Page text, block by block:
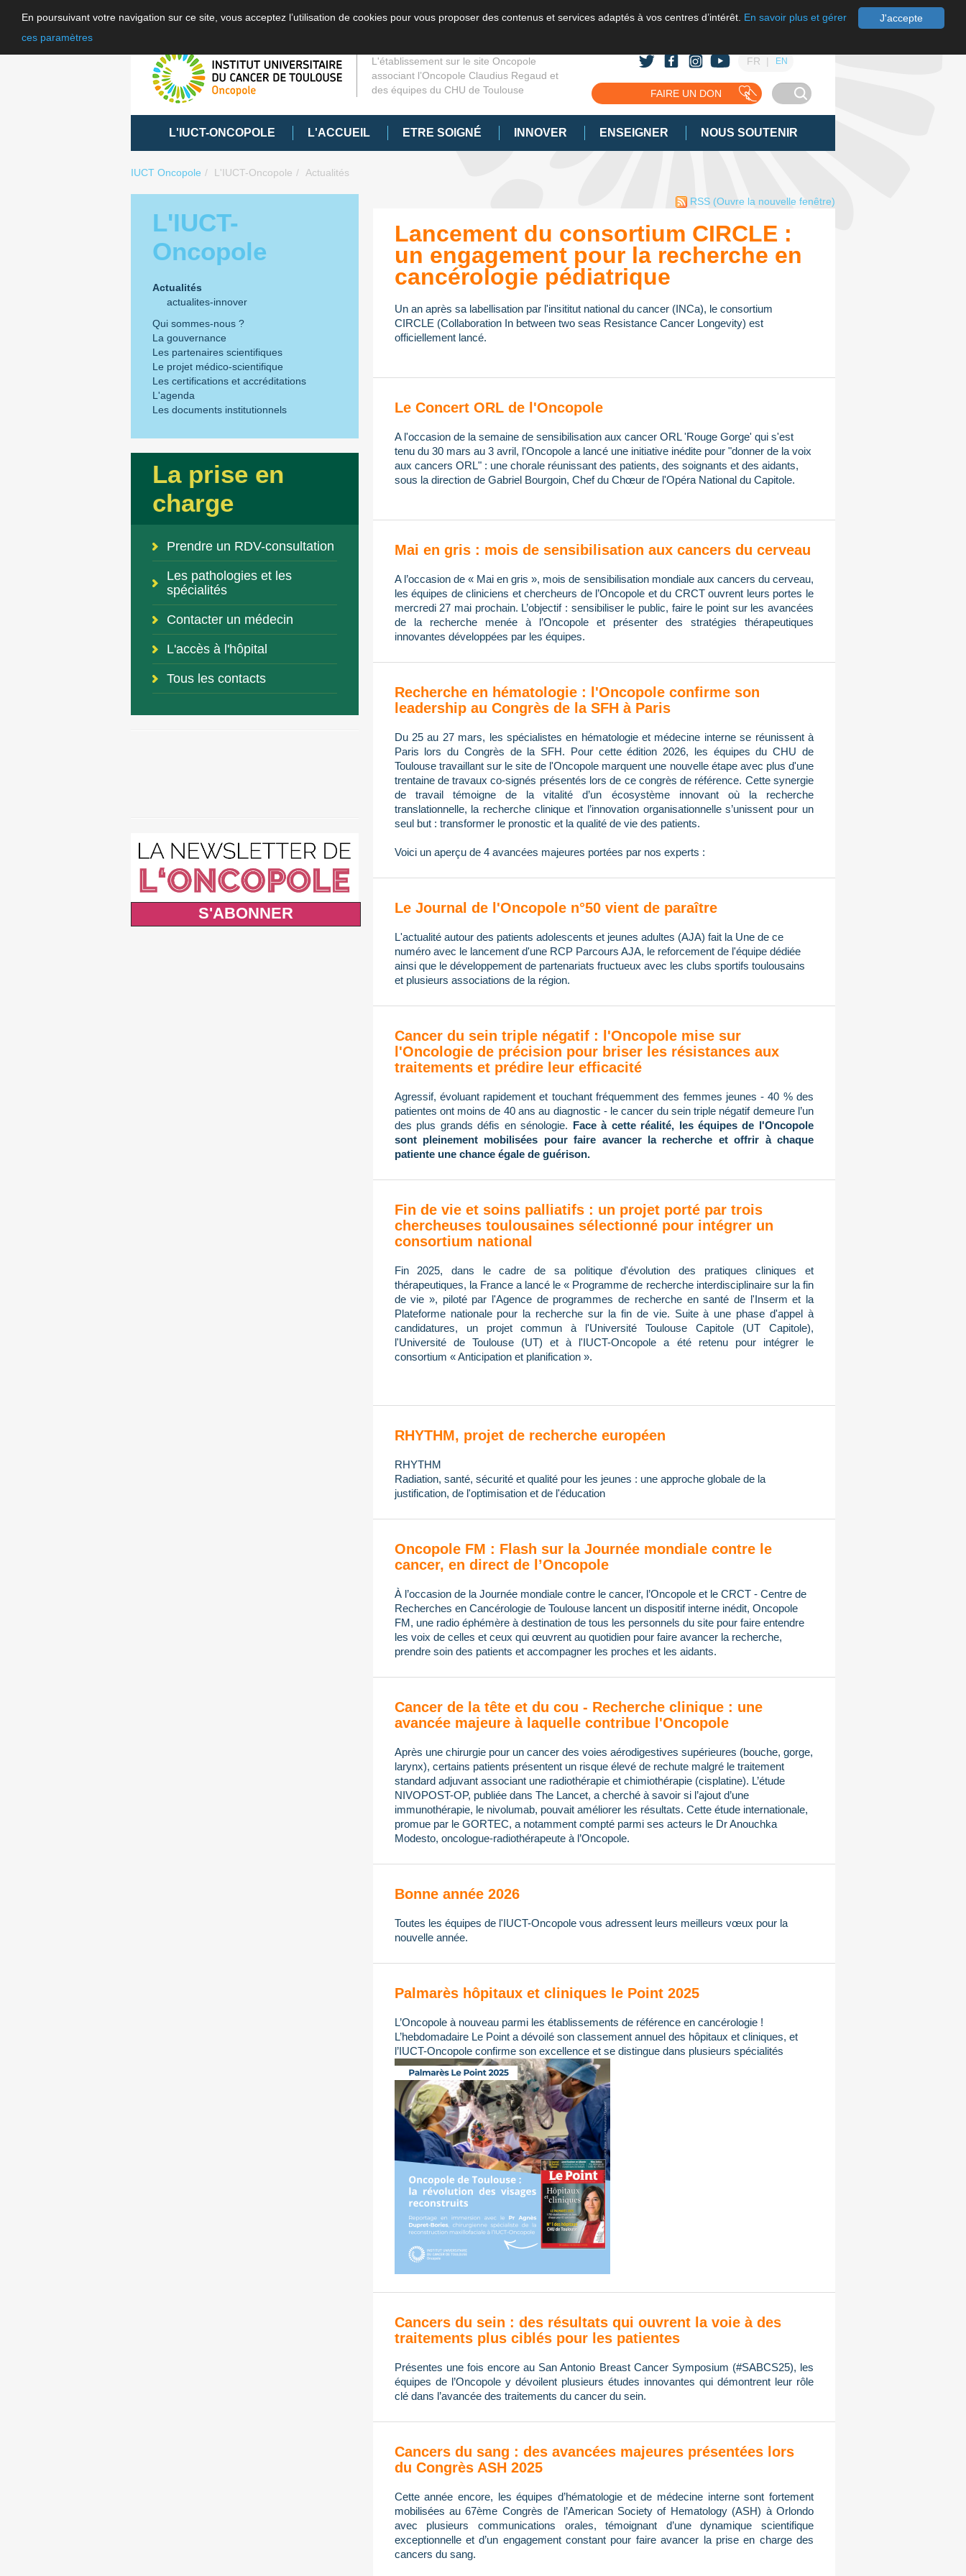
J'accepte
En poursuivant votre navigation sur ce site, vous acceptez l’utilisation de cookies pour vous proposer des contenus et services adaptés à vos centres d’intérêt. En savoir plus et gérer
ces paramètres
L'établissement sur le site Oncopole
associant l’Oncopole Claudius Regaud et
des équipes du CHU de Toulouse
FR EN
FAIRE UN DON
L'IUCT-ONCOPOLE L'ACCUEIL ETRE SOIGNÉ INNOVER ENSEIGNER NOUS SOUTENIR
IUCT Oncopole L'IUCT-Oncopole Actualités
L'IUCT-
Oncopole
Actualités
actualites-innover
Qui sommes-nous ?
La gouvernance
Les partenaires scientifiques
Le projet médico-scientifique
Les certifications et accréditations
L'agenda
Les documents institutionnels
La prise en
charge
Prendre un RDV-consultation
Les pathologies et les
spécialités
Contacter un médecin
L'accès à l'hôpital
Tous les contacts
S'ABONNER
RSS (Ouvre la nouvelle fenêtre)
Lancement du consortium CIRCLE :
un engagement pour la recherche en
cancérologie pédiatrique
Un an après sa labellisation par l'insititut national du cancer (INCa), le consortium
CIRCLE (Collaboration In between two seas Resistance Cancer Longevity) est
officiellement lancé.
Le Concert ORL de l'Oncopole
A l'occasion de la semaine de sensibilisation aux cancer ORL 'Rouge Gorge' qui s'est
tenu du 30 mars au 3 avril, l'Oncopole a lancé une initiative inédite pour "donner de la voix
aux cancers ORL" : une chorale réunissant des patients, des soignants et des aidants,
sous la direction de Gabriel Bourgoin, Chef du Chœur de l'Opéra National du Capitole.
Mai en gris : mois de sensibilisation aux cancers du cerveau
A l’occasion de « Mai en gris », mois de sensibilisation mondiale aux cancers du cerveau,
les équipes de cliniciens et chercheurs de l’Oncopole et du CRCT ouvrent leurs portes le
mercredi 27 mai prochain. L’objectif : sensibiliser le public, faire le point sur les avancées
de la recherche menée à l’Oncopole et présenter des stratégies thérapeutiques
innovantes développées par les équipes.
Recherche en hématologie : l'Oncopole confirme son
leadership au Congrès de la SFH à Paris
Du 25 au 27 mars, les spécialistes en hématologie et médecine interne se réunissent à
Paris lors du Congrès de la SFH. Pour cette édition 2026, les équipes du CHU de
Toulouse travaillant sur le site de l'Oncopole marquent une nouvelle étape avec plus d'une
trentaine de travaux co-signés présentés lors de ce congrès de référence. Cette synergie
de travail témoigne de la vitalité d’un écosystème innovant où la recherche
translationnelle, la recherche clinique et l’innovation organisationnelle s’unissent pour un
seul but : transformer le pronostic et la qualité de vie des patients.
Voici un aperçu de 4 avancées majeures portées par nos experts :
Le Journal de l'Oncopole n°50 vient de paraître
L'actualité autour des patients adolescents et jeunes adultes (AJA) fait la Une de ce
numéro avec le lancement d'une RCP Parcours AJA, le reforcement de l'équipe dédiée
ainsi que le développement de partenariats fructueux avec les clubs sportifs toulousains
et plusieurs associations de la région.
Cancer du sein triple négatif : l'Oncopole mise sur
l'Oncologie de précision pour briser les résistances aux
traitements et prédire leur efficacité
Agressif, évoluant rapidement et touchant fréquemment des femmes jeunes - 40 % des
patientes ont moins de 40 ans au diagnostic - le cancer du sein triple négatif demeure l’un
des plus grands défis en sénologie. Face à cette réalité, les équipes de l'Oncopole
sont pleinement mobilisées pour faire avancer la recherche et offrir à chaque
patiente une chance égale de guérison.
Fin de vie et soins palliatifs : un projet porté par trois
chercheuses toulousaines sélectionné pour intégrer un
consortium national
Fin 2025, dans le cadre de sa politique d'évolution des pratiques cliniques et
thérapeutiques, la France a lancé le « Programme de recherche interdisciplinaire sur la fin
de vie », piloté par l'Agence de programmes de recherche en santé de l'Inserm et la
Plateforme nationale pour la recherche sur la fin de vie. Suite à une phase d'appel à
candidatures, un projet commun à l'Université Toulouse Capitole (UT Capitole),
l'Université de Toulouse (UT) et à l'IUCT-Oncopole a été retenu pour intégrer le
consortium « Anticipation et planification ».
RHYTHM, projet de recherche européen
RHYTHM
Radiation, santé, sécurité et qualité pour les jeunes : une approche globale de la
justification, de l'optimisation et de l'éducation
Oncopole FM : Flash sur la Journée mondiale contre le
cancer, en direct de l’Oncopole
À l’occasion de la Journée mondiale contre le cancer, l’Oncopole et le CRCT - Centre de
Recherches en Cancérologie de Toulouse lancent un dispositif interne inédit, Oncopole
FM, une radio éphémère à destination de tous les personnels du site pour faire entendre
les voix de celles et ceux qui œuvrent au quotidien pour faire avancer la recherche,
prendre soin des patients et accompagner les proches et les aidants.
Cancer de la tête et du cou - Recherche clinique : une
avancée majeure à laquelle contribue l'Oncopole
Après une chirurgie pour un cancer des voies aérodigestives supérieures (bouche, gorge,
larynx), certains patients présentent un risque élevé de rechute malgré le traitement
standard adjuvant associant une radiothérapie et chimiothérapie (cisplatine). L’étude
NIVOPOST-OP, publiée dans The Lancet, a cherché à savoir si l’ajout d’une
immunothérapie, le nivolumab, pouvait améliorer les résultats. Cette étude internationale,
promue par le GORTEC, a notamment compté parmi ses acteurs le Dr Anouchka
Modesto, oncologue-radiothérapeute à l’Oncopole.
Bonne année 2026
Toutes les équipes de l'IUCT-Oncopole vous adressent leurs meilleurs vœux pour la
nouvelle année.
Palmarès hôpitaux et cliniques le Point 2025
L’Oncopole à nouveau parmi les établissements de référence en cancérologie !
L’hebdomadaire Le Point a dévoilé son classement annuel des hôpitaux et cliniques, et
l’IUCT-Oncopole confirme son excellence et se distingue dans plusieurs spécialités
Cancers du sein : des résultats qui ouvrent la voie à des
traitements plus ciblés pour les patientes
Présentes une fois encore au San Antonio Breast Cancer Symposium (#SABCS25), les
équipes de l’Oncopole y dévoilent plusieurs études innovantes qui démontrent leur rôle
clé dans l’avancée des traitements du cancer du sein.
Cancers du sang : des avancées majeures présentées lors
du Congrès ASH 2025
Cette année encore, les équipes d’hématologie et de médecine interne sont fortement
mobilisées au 67ème Congrès de l’American Society of Hematology (ASH) à Orlondo
avec plusieurs communications orales, témoignant d’une dynamique scientifique
exceptionnelle et d’un engagement constant pour faire avancer la prise en charge des
cancers du sang.